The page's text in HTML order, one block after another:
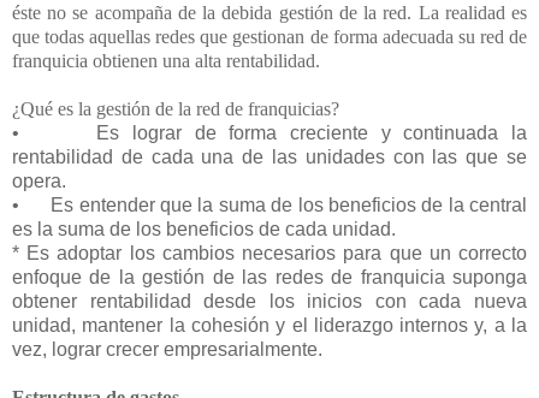
éste no se acompaña de la debida gestión de la red. La realidad es
que todas aquellas redes que gestionan de forma adecuada su red de
franquicia obtienen una alta rentabilidad.
¿Qué es la gestión de la red de franquicias?
•
Es lograr de forma creciente y continuada la
rentabilidad de cada una de las unidades con las que se
opera.
•
Es entender que la suma de los beneficios de la central
es la suma de los beneficios de cada unidad.
* Es adoptar los cambios necesarios para que un correcto
enfoque de la gestión de las redes de franquicia suponga
obtener rentabilidad desde los inicios con cada nueva
unidad, mantener la cohesión y el liderazgo internos y, a la
vez, lograr crecer empresarialmente.